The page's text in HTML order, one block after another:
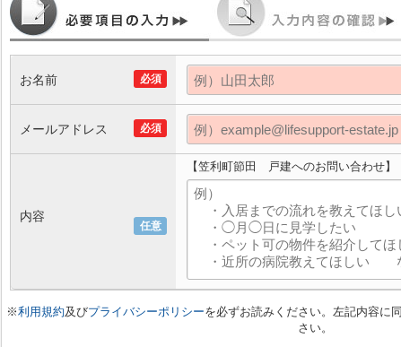
必須
お名前
必須
メールアドレス
任意
内容
【笠利町節田 戸建へのお問い合わせ】
※利用規約及びプライバシーポリシーを必ずお読みください。左記内容に
さい。